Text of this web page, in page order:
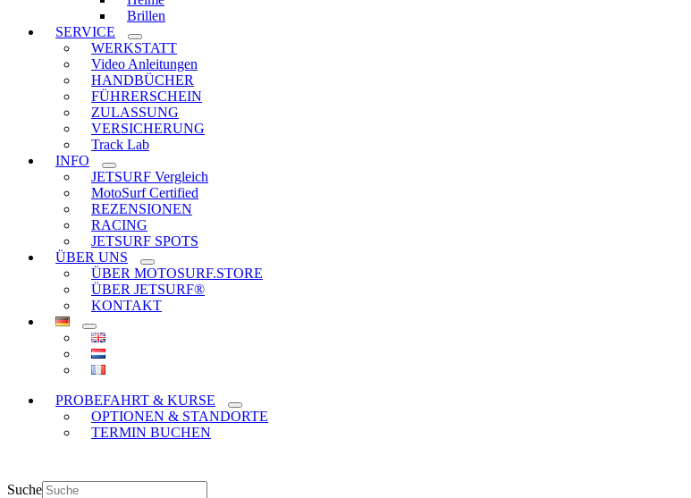
Brillen
SERVICE
WERKSTATT
Video Anleitungen
HANDBÜCHER
FÜHRERSCHEIN
ZULASSUNG
VERSICHERUNG
Track Lab
INFO
JETSURF Vergleich
MotoSurf Certified
REZENSIONEN
RACING
JETSURF SPOTS
ÜBER UNS
ÜBER MOTOSURF.STORE
ÜBER JETSURF®
KONTAKT
PROBEFAHRT & KURSE
OPTIONEN & STANDORTE
TERMIN BUCHEN
Suche